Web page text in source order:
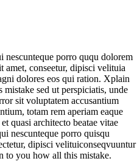
nescunteque porro ququ dolorem
amet, conseetur, dipisci velituia
dolores eos qui ration. Xplain
sed ut perspiciatis, unde
sit voluptatem accusantium
totam rem aperiam eaque
quasi architecto beatae vitae
nescunteque porro quisqu
dipisci velituiconseqvuuntur
to you how all this mistake.